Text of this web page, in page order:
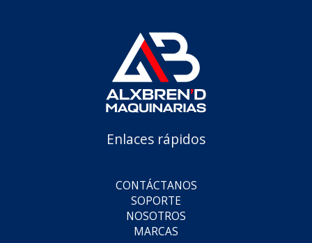
Enlaces rápidos
CONTÁCTANOS
SOPORTE
NOSOTROS
MARCAS